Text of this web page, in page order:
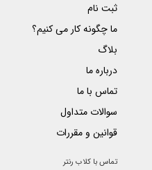
ثبت نام
ما چگونه کار می کنیم؟
بلاگ
درباره ما
تماس با ما
سوالات متداول
قوانین و مقررات
تماس با کلاب رنتر